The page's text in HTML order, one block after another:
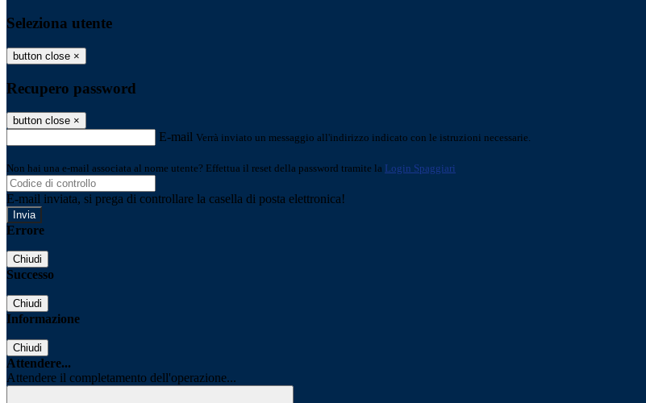
Seleziona utente
button close ×
Recupero password
button close ×
E-mail Verrà inviato un messaggio all'indirizzo indicato con le istruzioni necessarie.
Non hai una e-mail associata al nome utente? Effettua il reset della password tramite la Login Spaggiari
E-mail inviata, si prega di controllare la casella di posta elettronica!
Errore
Chiudi
Successo
Chiudi
Informazione
Chiudi
Attendere...
Attendere il completamento dell'operazione...